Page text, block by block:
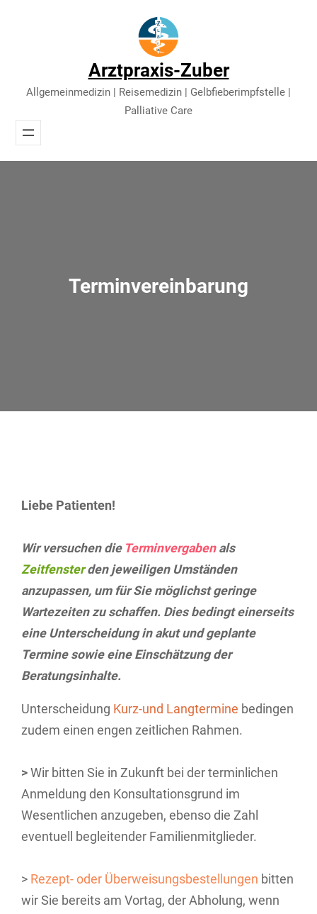
Arztpraxis-Zuber
Allgemeinmedizin | Reisemedizin | Gelbfieberimpfstelle |
Palliative Care
Terminvereinbarung
Liebe Patienten!
Wir versuchen die Terminvergabenals
Zeitfensterden jeweiligen Umständen
anzupassen, um für Sie möglichst geringe
Wartezeiten zu schaffen. Dies bedingt einerseits
eine Unterscheidung in akut und geplante
Termine sowie eine Einschätzung der
Beratungsinhalte.
Unterscheidung Kurz-und Langtermine bedingen
zudem einen engen zeitlichen Rahmen.
> Wir bitten Sie in Zukunft bei der terminlichen
Anmeldung den Konsultationsgrund im
Wesentlichen anzugeben, ebenso die Zahl
eventuell begleitender Familienmitglieder.
> Rezept- oder Überweisungsbestellungen bitten
wir Sie bereits am Vortag, der Abholung, wenn